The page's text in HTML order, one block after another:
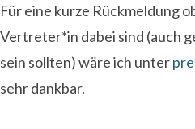
Für eine kurze Rückmeldung
Vertreter*in dabei sind (auch
sein sollten) wäre ich unter
sehr dankbar.